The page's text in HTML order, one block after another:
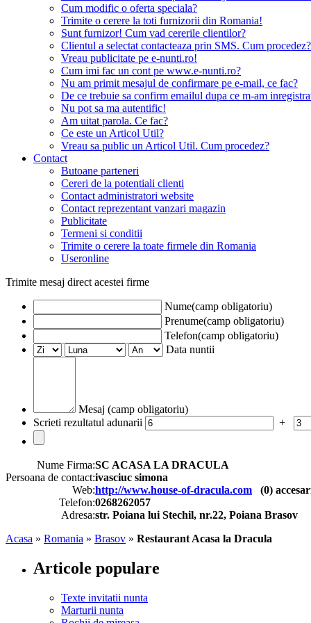
Cum modific o oferta speciala?
Trimite o cerere la toti furnizorii din Romania!
Sunt furnizor! Cum vad cererile clientilor?
Clientul a selectat contacteaza prin SMS. Cum procedez?
Vreau publicitate pe e-nunti.ro!
Cum imi fac un cont pe www.e-nunti.ro?
Nu am primit mesajul de confirmare pe e-mail, ce fac?
De ce trebuie sa confirm emailul dupa ce m-am
Nu pot sa ma autentific!
Am uitat parola. Ce fac?
Ce este un Articol Util?
Vreau sa public un Articol Util. Cum procedez?
Contact
Butoane parteneri
Cereri de la potentiali clienti
Contact administratori website
Contact reprezentant vanzari magazin
Publicitate
Termeni si conditii
Trimite o cerere la toate firmele din Romania
Useronline
Trimite mesaj direct acestei firme
Nume(camp obligatoriu)
Prenume(camp obligatoriu)
Telefon(camp obligatoriu)
Data nuntii
Mesaj (camp obligatoriu)
Scrieti rezultatul adunarii
+
Nume Firma:SC ACASA LA DRACULA
Persoana de contact:ivasciuc simona
Web:http://www.house-of-dracula.com (0)
Telefon:0268262057
Adresa:str. Poiana lui Stechil, nr.22, Poiana Brasov
Acasa » Romania » Brasov » Restaurant Acasa la Dracula
Articole populare
Texte invitatii nunta
Marturii nunta